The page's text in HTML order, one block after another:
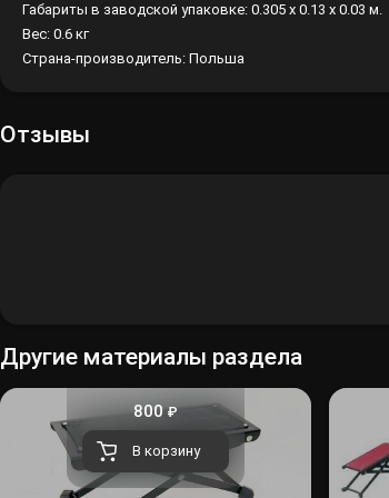
Габариты в заводской упаковке: 0.305 x 0.13 x 0.03 м.
Вес: 0.6 кг
Страна-производитель: Польша
Отзывы
Другие материалы раздела
800₽
В корзину
Лампы